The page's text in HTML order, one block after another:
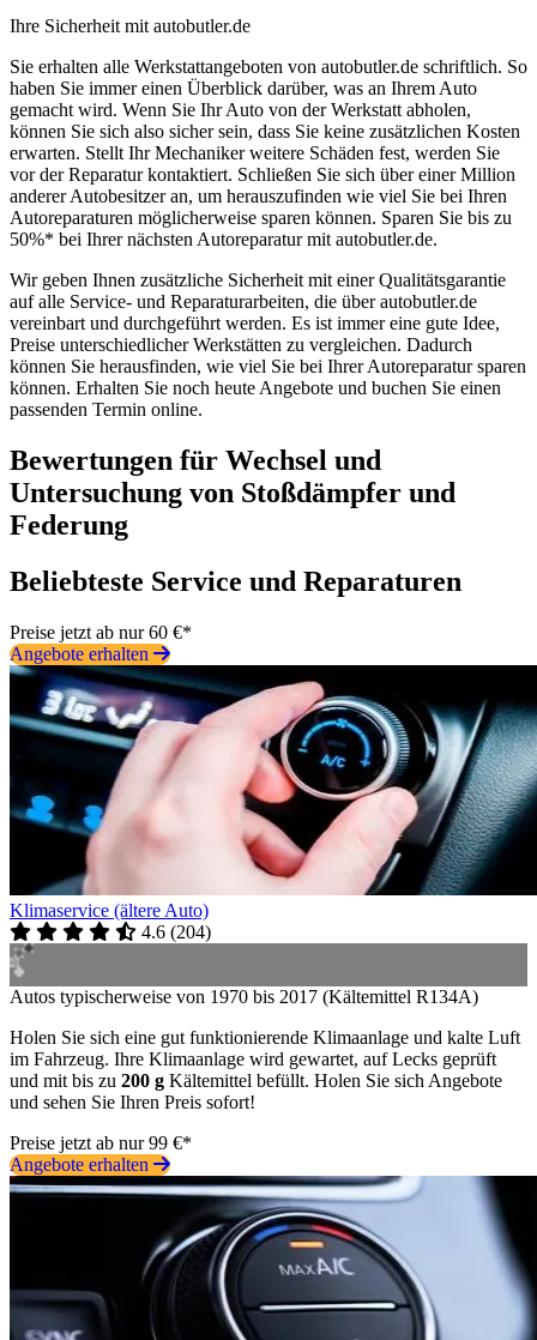
Ihre Sicherheit mit autobutler.de
Sie erhalten alle Werkstattangeboten von autobutler.de schriftlich. So
haben Sie immer einen Überblick darüber, was an Ihrem Auto
gemacht wird. Wenn Sie Ihr Auto von der Werkstatt abholen,
können Sie sich also sicher sein, dass Sie keine zusätzlichen Kosten
erwarten. Stellt Ihr Mechaniker weitere Schäden fest, werden Sie
vor der Reparatur kontaktiert. Schließen Sie sich über einer Million
anderer Autobesitzer an, um herauszufinden wie viel Sie bei Ihren
Autoreparaturen möglicherweise sparen können. Sparen Sie bis zu
50%* bei Ihrer nächsten Autoreparatur mit autobutler.de.
Wir geben Ihnen zusätzliche Sicherheit mit einer Qualitätsgarantie
auf alle Service- und Reparaturarbeiten, die über autobutler.de
vereinbart und durchgeführt werden. Es ist immer eine gute Idee,
Preise unterschiedlicher Werkstätten zu vergleichen. Dadurch
können Sie herausfinden, wie viel Sie bei Ihrer Autoreparatur sparen
können. Erhalten Sie noch heute Angebote und buchen Sie einen
passenden Termin online.
Bewertungen für Wechsel und
Untersuchung von Stoßdämpfer und
Federung
Beliebteste Service und Reparaturen
Preise jetzt ab nur 60 €*
Angebote erhalten
Klimaservice (ältere Auto)
4.6 (204)
Autos typischerweise von 1970 bis 2017 (Kältemittel R134A)
Holen Sie sich eine gut funktionierende Klimaanlage und kalte Luft
im Fahrzeug. Ihre Klimaanlage wird gewartet, auf Lecks geprüft
und mit bis zu 200 g Kältemittel befüllt. Holen Sie sich Angebote
und sehen Sie Ihren Preis sofort!
Preise jetzt ab nur 99 €*
Angebote erhalten